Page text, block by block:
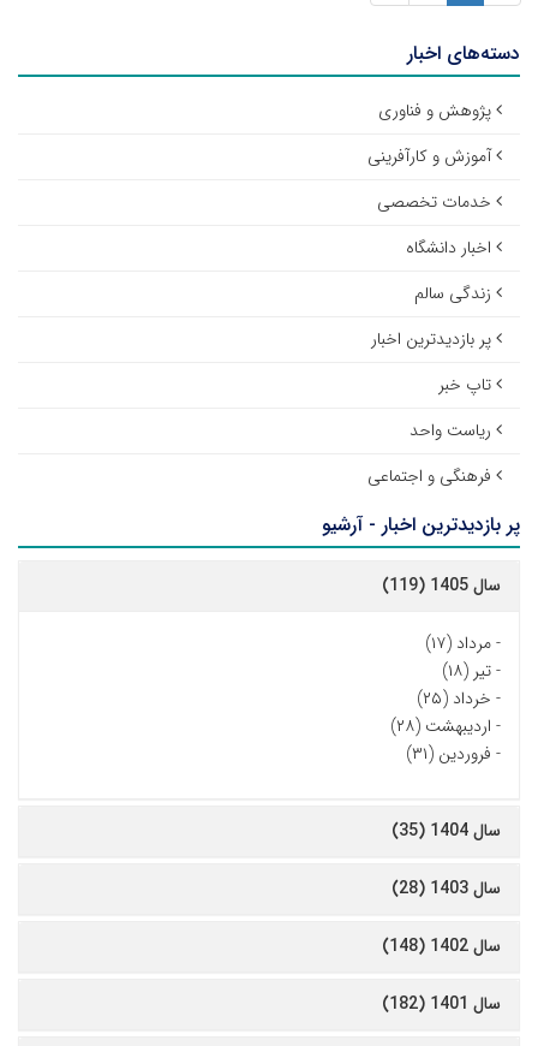
دسته‌های اخبار
پژوهش و فناوری
آموزش و کارآفرینی
خدمات تخصصی
اخبار دانشگاه
زندگی سالم
پر بازدیدترین اخبار
تاپ خبر
ریاست واحد
فرهنگی و اجتماعی
پر بازدیدترین اخبار - آرشیو
سال 1405 (119)
-مرداد (۱۷)
-تیر (۱۸)
- خرداد (۲۵)
- اردیبهشت (۲۸)
- فروردین (۳۱)
سال 1404 (35)
سال 1403 (28)
سال 1402 (148)
سال 1401 (182)